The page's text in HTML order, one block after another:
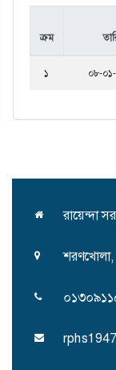
ক্রম
১ ০৮-
রায়েন্দা
শরণখোলা,